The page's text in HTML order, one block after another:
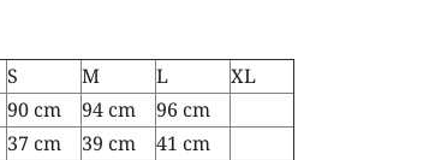
S M L
XL
90 cm 94 cm 96 cm
37 cm 39 cm
41 cm